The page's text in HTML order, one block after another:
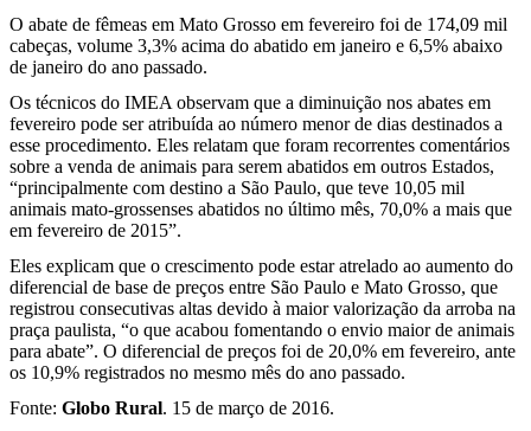
O abate de fêmeas em Mato Grosso em fevereiro foi de 174,09 mil
cabeças, volume 3,3% acima do abatido em janeiro e 6,5% abaixo
de janeiro do ano passado.
Os técnicos do IMEA observam que a diminuição nos abates em
fevereiro pode ser atribuída ao número menor de dias destinados a
esse procedimento. Eles relatam que foram recorrentes comentários
sobre a venda de animais para serem abatidos em outros Estados,
“principalmente com destino a São Paulo, que teve 10,05 mil
animais mato-grossenses abatidos no último mês, 70,0% a mais que
em fevereiro de 2015”.
Eles explicam que o crescimento pode estar atrelado ao aumento do
diferencial de base de preços entre São Paulo e Mato Grosso, que
registrou consecutivas altas devido à maior valorização da arroba na
praça paulista, “o que acabou fomentando o envio maior de animais
para abate”. O diferencial de preços foi de 20,0% em fevereiro, ante
os 10,9% registrados no mesmo mês do ano passado.
Fonte: Globo Rural. 15 de março de 2016.